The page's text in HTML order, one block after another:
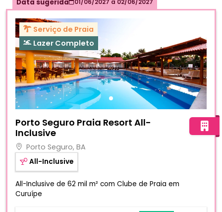
Data sugerida 01/06/2027 a 02/06/2027
Serviço de Praia
Lazer Completo
Porto Seguro Praia Resort All-
Inclusive
Porto Seguro, BA
All-Inclusive
All-Inclusive de 62 mil m² com Clube de Praia em
Curuípe